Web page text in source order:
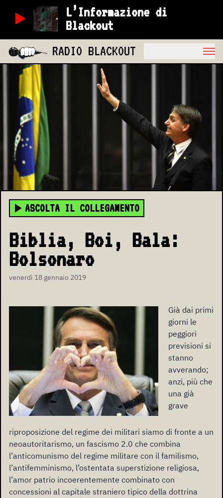
L’Informazione di
Blackout
RADIO BLACKOUT
ASCOLTA IL COLLEGAMENTO
Biblia, Boi, Bala:
Bolsonaro
venerdì 18 gennaio 2019
Già dai primi
giorni le
peggiori
previsioni si
stanno
avverando;
anzi, più che
una già
grave
riproposizione del regime dei militari siamo di fronte a un
neoautoritarismo, un fascismo 2.0 che combina
l’anticomunismo del regime militare con il familismo,
l’antifemminismo, l’ostentata superstizione religiosa,
l’amor patrio incoerentemente combinato con
concessioni al capitale straniero tipico della dottrina